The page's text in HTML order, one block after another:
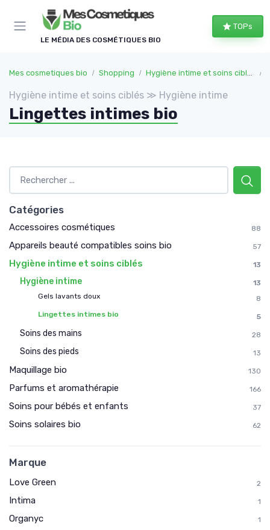
LE MÉDIA DES COSMÉTIQUES BIO
TOPs
Mes cosmetiques bio Shopping Hygiène intime et soins ciblés
Hygiène intime et soins ciblés ≫ Hygiène intime
Lingettes intimes bio
Catégories
Accessoires cosmétiques 88
Appareils beauté compatibles soins bio 57
Hygiène intime et soins ciblés 13
Hygiène intime
13
Gels lavants doux
8
Lingettes intimes bio
5
Soins des mains 28
Soins des pieds 13
Maquillage bio 130
Parfums et aromathérapie 166
Soins pour bébés et enfants 37
Soins solaires bio 62
Marque
Love Green 2
Intima 1
Organyc 1
Panneau de gestion des cookies